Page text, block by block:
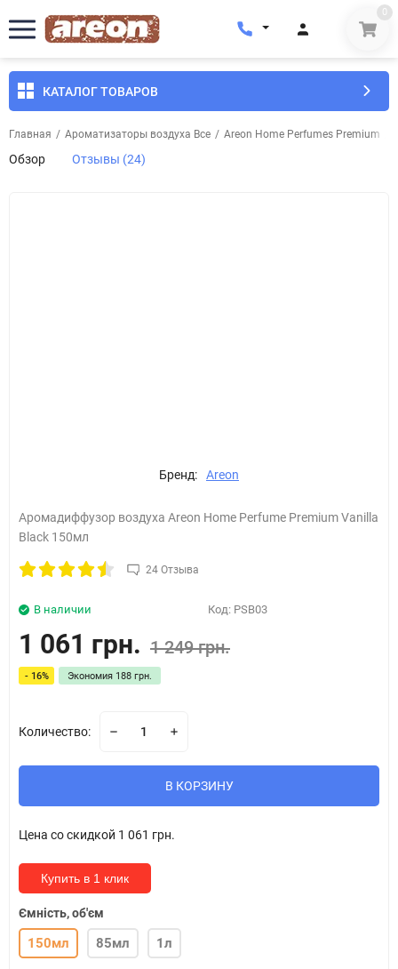
0
КАТАЛОГ ТОВАРОВ
Главная / Ароматизаторы воздуха Все / Areon Home Perfumes Premium
Обзор Отзывы (24)
Бренд: Areon
Аромадиффузор воздуха Areon Home Perfume Premium Vanilla
Black 150мл
24 Отзыва
В наличии Код: PSB03
1 061 грн. 1 249 грн.
- 16% Экономия 188 грн.
Количество:
В КОРЗИНУ
Цена со скидкой 1 061 грн.
Купить в 1 клик
Ємність, об'єм
150мл 85мл 1л